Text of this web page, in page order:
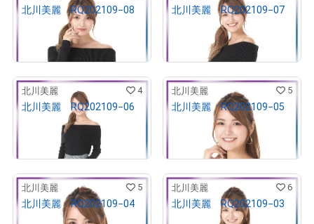
北川美麗 RQ202109−08
10,000
売出し（初回販売）
北川美麗 RQ202109−07
売出し（初回販売）
北川美麗 4
北川美麗 RQ202109−06
10,000
売出し（初回販売）
北川美麗 5
北川美麗 RQ202109−05
10,000
売出し（初回販売）
北川美麗 5
北川美麗 RQ202109−04
北川美麗 6
北川美麗 RQ202109−03